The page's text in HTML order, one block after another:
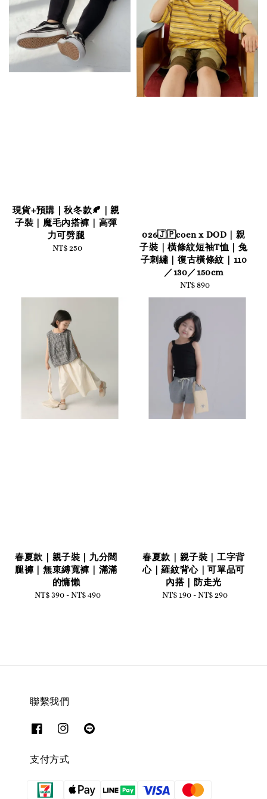
現貨+預購｜秋冬款🍂｜親
子裝｜魔毛內搭褲｜高彈
力可劈腿
Regular
NT$ 250
026🇯🇵coen x DOD｜親
子裝｜橫條紋短袖T恤｜兔
子刺繡｜復古橫條紋｜110
／130／150cm
Regular
price
NT$ 890
春夏款｜親子裝｜九分闊
腿褲｜無束縛寬褲｜滿滿
的慵懶
Regular
NT$ 390-NT$ 490
春夏款｜親子裝｜工字背
心｜羅紋背心｜可單品可
內搭｜防走光
Regular
NT$ 190 -NT$ 290
聯繫我們
支付方式